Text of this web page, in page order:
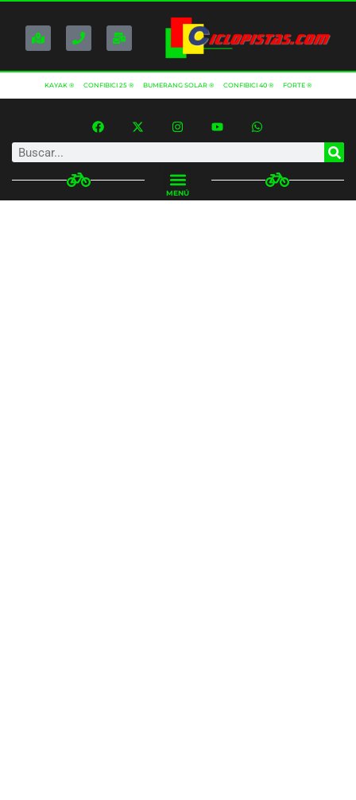
KAYAK ® CONFIBICI 25 ® BUMERANG SOLAR ® CONFIBICI 40 ® FORTE ®
MENÚ